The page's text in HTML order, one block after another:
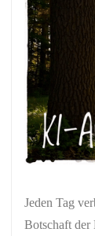
Jeden Tag
Botschaft der